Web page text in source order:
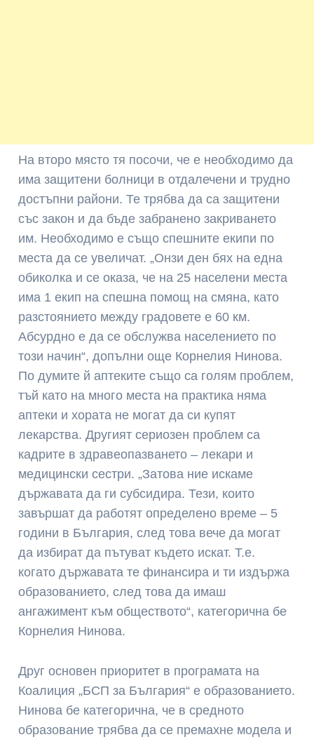
На второ място тя посочи, че е необходимо да
има защитени болници в отдалечени и трудно
достъпни райони. Те трябва да са защитени
със закон и да бъде забранено закриването
им. Необходимо е също спешните екипи по
места да се увеличат. „Онзи ден бях на една
обиколка и се оказа, че на 25 населени места
има 1 екип на спешна помощ на смяна, като
разстоянието между градовете е 60 км.
Абсурдно е да се обслужва населението по
този начин“, допълни още Корнелия Нинова.
По думите й аптеките също са голям проблем,
тъй като на много места на практика няма
аптеки и хората не могат да си купят
лекарства. Другият сериозен проблем са
кадрите в здравеопазването – лекари и
медицински сестри. „Затова ние искаме
държавата да ги субсидира. Тези, които
завършат да работят определено време – 5
години в България, след това вече да могат
да избират да пътуват където искат. Т.е.
когато държавата те финансира и ти издържа
образованието, след това да имаш
ангажимент към обществото“, категорична бе
Корнелия Нинова.
Друг основен приоритет в програмата на
Коалиция „БСП за България“ е образованието.
Нинова бе категорична, че в средното
образование трябва да се премахне модела и